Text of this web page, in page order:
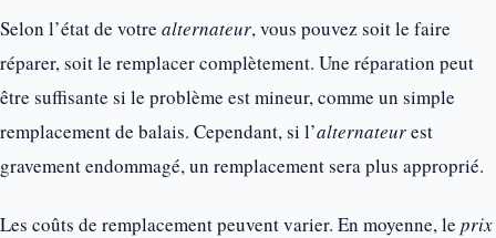
Selon l’état de votre alternateur, vous pouvez soit le faire
réparer, soit le remplacer complètement. Une réparation peut
être suffisante si le problème est mineur, comme un simple
remplacement de balais. Cependant, si l’alternateurest
gravement endommagé, un remplacement sera plus approprié.
Les coûts de remplacement peuvent varier. En moyenne, le prix